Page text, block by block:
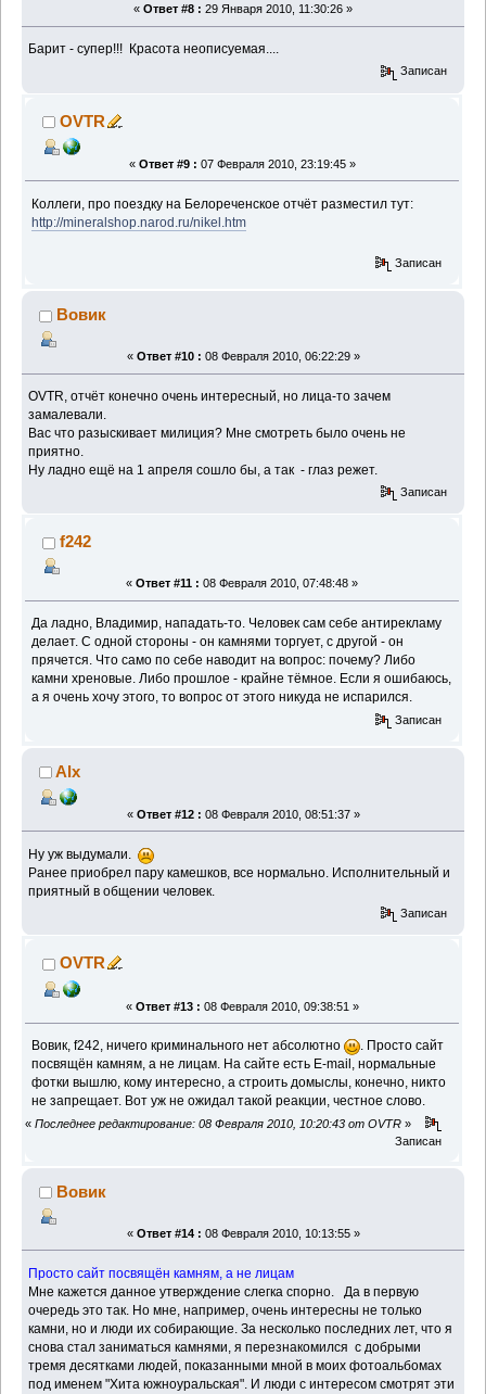
« Ответ #8 : 29 Января 2010, 11:30:26 »
Барит - супер!!! Красота неописуемая....
Записан
OVTR
« Ответ #9 : 07 Февраля 2010, 23:19:45 »
Коллеги, про поездку на Белореченское отчёт разместил тут:
http://mineralshop.narod.ru/nikel.htm
Записан
Вовик
« Ответ #10 : 08 Февраля 2010, 06:22:29 »
OVTR, отчёт конечно очень интересный, но лица-то зачем
замалевали.
Вас что разыскивает милиция? Мне смотреть было очень не
приятно.
Ну ладно ещё на 1 апреля сошло бы, а так - глаз режет.
Записан
f242
« Ответ #11 : 08 Февраля 2010, 07:48:48 »
Да ладно, Владимир, нападать-то. Человек сам себе антирекламу
делает. С одной стороны - он камнями торгует, с другой - он
прячется. Что само по себе наводит на вопрос: почему? Либо
камни хреновые. Либо прошлое - крайне тёмное. Если я ошибаюсь,
а я очень хочу этого, то вопрос от этого никуда не испарился.
Записан
Alx
« Ответ #12 : 08 Февраля 2010, 08:51:37 »
Ну уж выдумали.
Ранее приобрел пару камешков, все нормально. Исполнительный и
приятный в общении человек.
Записан
OVTR
« Ответ #13 : 08 Февраля 2010, 09:38:51 »
Вовик, f242, ничего криминального нет абсолютно
. Просто сайт
посвящён камням, а не лицам. На сайте есть E-mail, нормальные
фотки вышлю, кому интересно, а строить домыслы, конечно, никто
не запрещает. Вот уж не ожидал такой реакции, честное слово.
« Последнее редактирование: 08 Февраля 2010, 10:20:43 от OVTR »
Записан
Вовик
« Ответ #14 : 08 Февраля 2010, 10:13:55 »
Просто сайт посвящён камням, а не лицам
Мне кажется данное утверждение слегка спорно. Да в первую
очередь это так. Но мне, например, очень интересны не только
камни, но и люди их собирающие. За несколько последних лет, что я
снова стал заниматься камнями, я перезнакомился с добрыми
тремя десятками людей, показанными мной в моих фотоальбомах
под именем "Хита южноуральская". И люди с интересом смотрят эти